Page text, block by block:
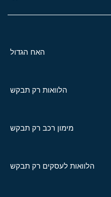
האח הגדול
הלוואות רק תבקש
מימון רכב רק תבקש
הלוואות לעסקים רק תבקש